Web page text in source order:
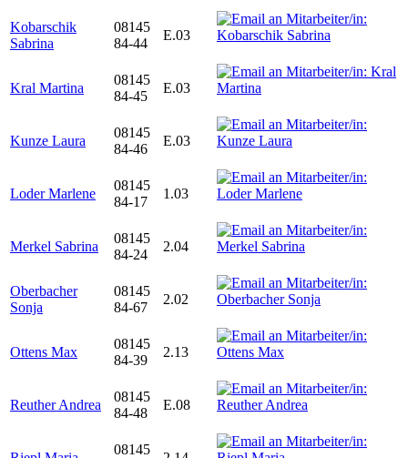
Kobarschik
Sabrina
08145
84-44
E.03
Kral Martina
08145
84-45
E.03
Kunze Laura
08145
84-46
E.03
Loder Marlene
08145
84-17
1.03
Merkel Sabrina
08145
84-24
2.04
Oberbacher
Sonja
08145
84-67
2.02
Ottens Max
08145
84-39
2.13
Reuther Andrea
08145
84-48
E.08
08145